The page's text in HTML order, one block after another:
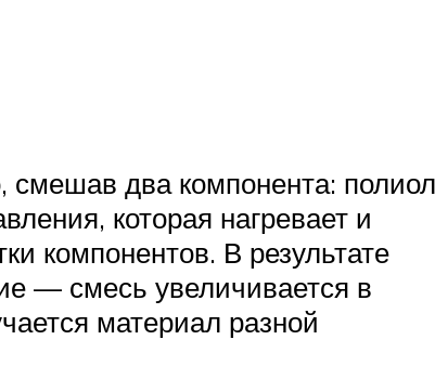
смешав два компонента: полиол
которая нагревает и
компонентов. В результате
— смесь увеличивается в
материал разной